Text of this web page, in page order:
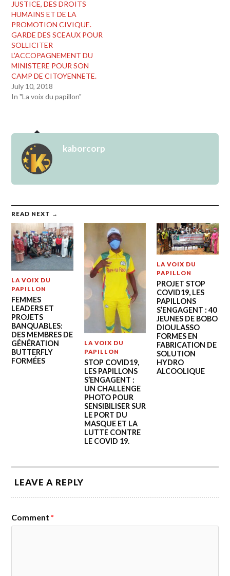
JUSTICE, DES DROITS
HUMAINS ET DE LA
PROMOTION CIVIQUE.
GARDE DES SCEAUX POUR
SOLLICITER
L’ACCOPAGNEMENT DU
MINISTERE POUR SON
CAMP DE CITOYENNETE.
July 10, 2018
In "La voix du papillon"
kaborcorp
READ NEXT →
LA VOIX DU
PAPILLON
FEMMES
LEADERS ET
PROJETS
BANQUABLES:
DES MEMBRES DE
GÉNÉRATION
BUTTERFLY
FORMÉES
LA VOIX DU
PAPILLON
STOP COVID19,
LES PAPILLONS
S’ENGAGENT :
UN CHALLENGE
PHOTO POUR
SENSIBILISER SUR
LE PORT DU
MASQUE ET LA
LUTTE CONTRE
LE COVID 19.
LA VOIX DU
PAPILLON
PROJET STOP
COVID19, LES
PAPILLONS
S’ENGAGENT : 40
JEUNES DE BOBO
DIOULASSO
FORMES EN
FABRICATION DE
SOLUTION
HYDRO
ALCOOLIQUE
LEAVE A REPLY
Comment *